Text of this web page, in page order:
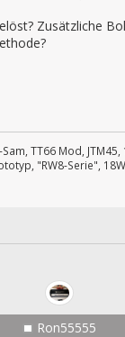
Zusätzliche
TT66 Mod, JTM45,
"RW8-Serie",
Ron55555